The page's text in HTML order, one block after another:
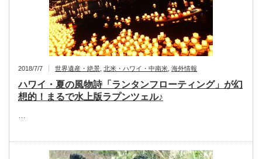
2018/7/7 世界遺産・絶景 北米・ハワイ・中南米 海外情報
ハワイ・夏の風物詩「ランタンフローティング」が幻
想的！まるで水上版ラプンツェル♪